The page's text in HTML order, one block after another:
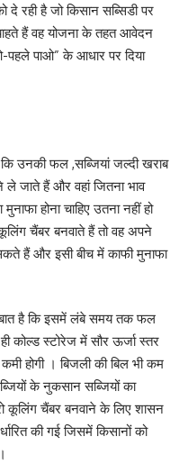
दे रही है जो किसान सब्सिडी पर
हैं वह योजना के तहत आवेदन
पाओ” के आधार पर दिया
उनकी फल ,सब्जियां जल्दी खराब
जाते हैं और वहां जितना भाव
होना चाहिए उतना नहीं हो
चैंबर बनवाते हैं तो वह अपने
हैं और इसी बीच में काफी मुनाफा
है कि इसमें लंबे समय तक फल
कोल्ड स्टोरेज में सौर ऊर्जा स्तर
होगी । बिजली की बिल भी कम
के नुकसान सब्जियों का
कूलिंग चैंबर बनवाने के लिए शासन
की गई जिसमें किसानों को